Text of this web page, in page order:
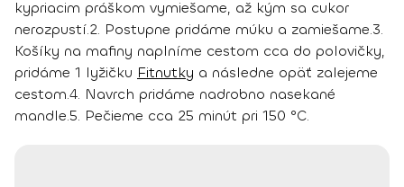
kypriacim práškom vymiešame, až kým sa cukor
nerozpustí.2. Postupne pridáme múku a zamiešame.3.
Košíky na mafiny naplníme cestom cca do polovičky,
pridáme 1 lyžičku Fitnutky a následne opäť zalejeme
cestom.4. Navrch pridáme nadrobno nasekané
mandle.5. Pečieme cca 25 minút pri 150 °C.